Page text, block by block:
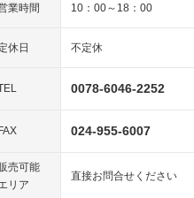
後席モニター
全周囲カメラ
業時間 10：00～18：00
休日 不定休
0078-6046-2252
FAX 024-955-6007
売可能
リア
直接お問合せください